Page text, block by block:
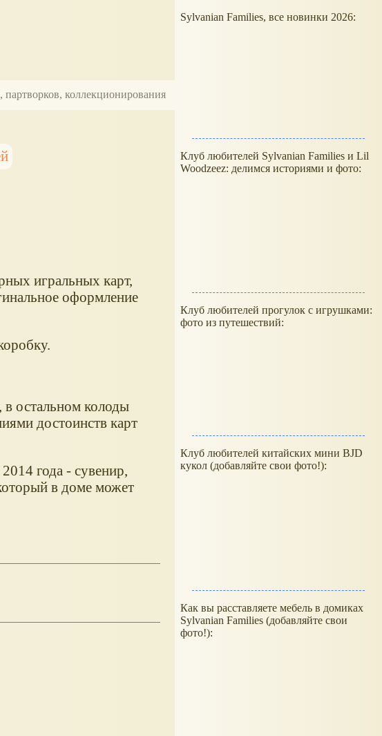
коллекционирования
игральных карт,
оформление
в остальном колоды
достоинств карт
года - сувенир,
в доме может
Sylvanian Families, все новинки 2026:
Клуб любителей Sylvanian Families и Lil
Woodzeez: делимся историями и фото:
Клуб любителей прогулок с игрушками:
фото из путешествий:
Клуб любителей китайских мини BJD
кукол (добавляйте свои фото!):
Как вы расставляете мебель в домиках
Sylvanian Families (добавляйте свои
фото!):